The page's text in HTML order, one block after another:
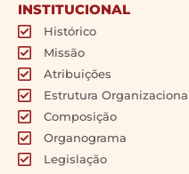
INSTITUCIONAL
Histórico
Missão
Atribuições
Estrutura
Composição
Organograma
Legislação